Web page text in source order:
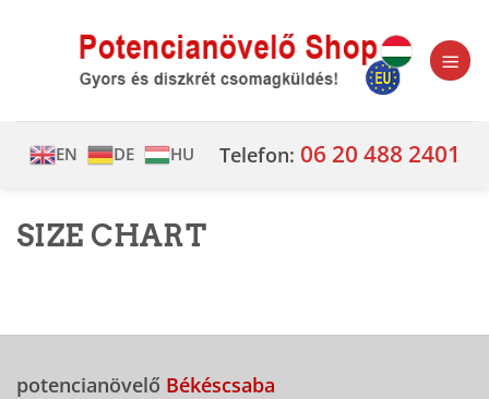
EN DE HU Telefon: 06 20 488 2401
SIZE CHART
potencianövelő Békéscsaba